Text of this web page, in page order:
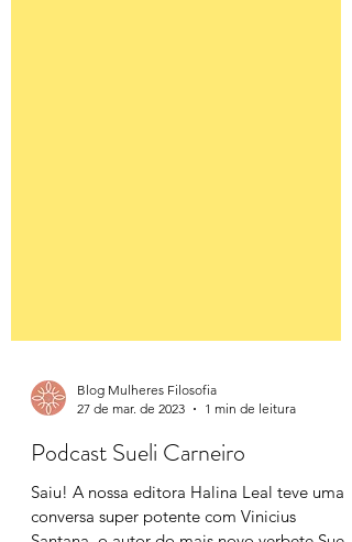
Blog Mulheres Filosofia
27 de mar. de 2023
1 min de leitura
Podcast Sueli Carneiro